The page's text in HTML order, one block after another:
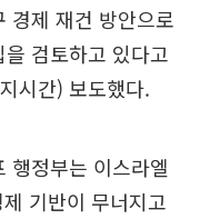
경제 재건 방안으로
을 검토하고 있다고
시간) 보도했다.
행정부는 이스라엘
기반이 무너지고